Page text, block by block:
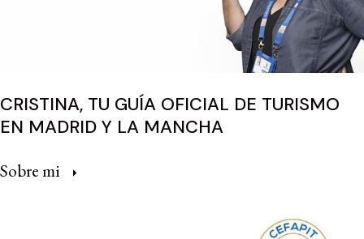
CRISTINA, TU GUÍA OFICIAL DE TURISMO
EN MADRID Y LA MANCHA
Sobre mi